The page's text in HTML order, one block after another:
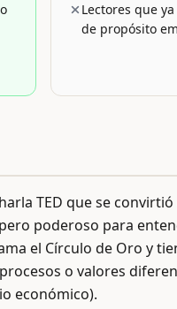
Lectores que
de propósito
TED que se convirtió
poderoso para
el Círculo de Oro y
o valores
económico).